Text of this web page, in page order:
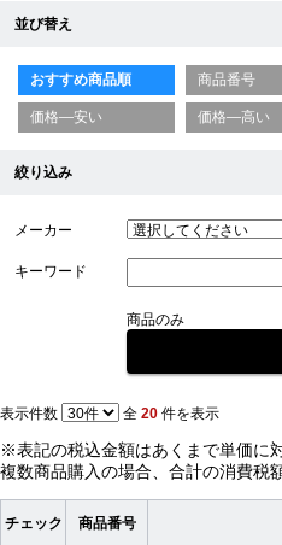
並び替え
おすすめ商品順 商品番号
価格—安い 価格—高い
絞り込み
メーカー
キーワード
商品のみ
表示件数 全 20 件を表示
※表記の税込金額はあくまで単価に
複数商品購入の場合、合計の消費税
チェック 商品番号